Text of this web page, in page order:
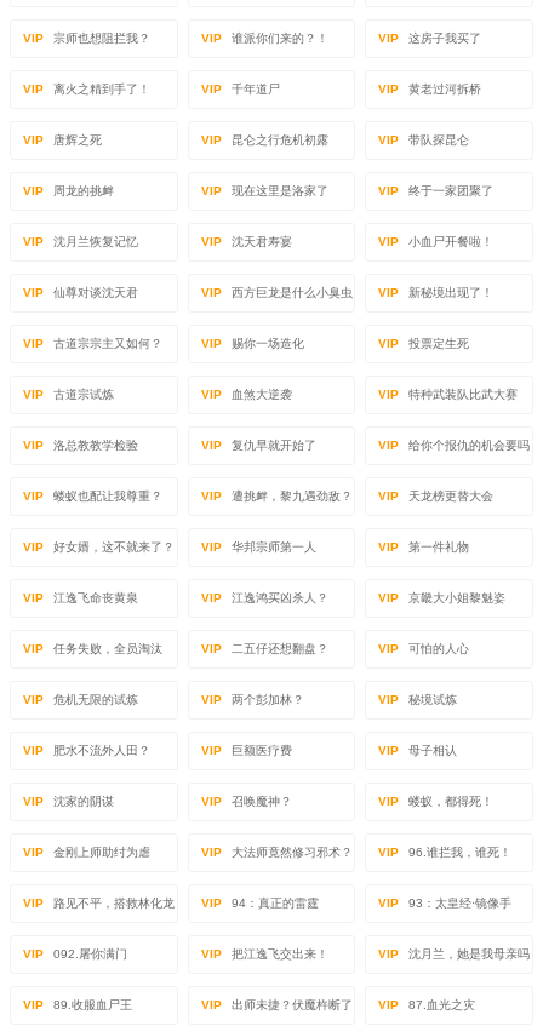
VIP 宗师也想阻拦我？ VIP 谁派你们来的？！ VIP 这房子我买了
VIP 离火之精到手了！ VIP 千年道尸 VIP 黄老过河拆桥
VIP 唐辉之死 VIP 昆仑之行危机初露 VIP 带队探昆仑
VIP 周龙的挑衅 VIP 现在这里是洛家了 VIP 终于一家团聚了
VIP 沈月兰恢复记忆 VIP 沈天君寿宴 VIP 小血尸开餐啦！
VIP 仙尊对谈沈天君 VIP 西方巨龙是什么小臭虫 VIP 新秘境出现了！
VIP 古道宗宗主又如何？ VIP 赐你一场造化 VIP 投票定生死
VIP 古道宗试炼 VIP 血煞大逆袭 VIP 特种武装队比武大赛
VIP 洛总教教学检验 VIP 复仇早就开始了 VIP 给你个报仇的机会要吗
VIP 蝼蚁也配让我尊重？ VIP 遭挑衅，黎九遇劲敌？ VIP 天龙榜更替大会
VIP 好女婿，这不就来了？ VIP 华邦宗师第一人 VIP 第一件礼物
VIP 江逸飞命丧黄泉 VIP 江逸鸿买凶杀人？ VIP 京畿大小姐黎魅姿
VIP 任务失败，全员淘汰 VIP 二五仔还想翻盘？ VIP 可怕的人心
VIP 危机无限的试炼 VIP 两个彭加林？ VIP 秘境试炼
VIP 肥水不流外人田？ VIP 巨额医疗费 VIP 母子相认
VIP 沈家的阴谋 VIP 召唤魔神？ VIP 蝼蚁，都得死！
VIP 金刚上师助纣为虐 VIP 大法师竟然修习邪术？ VIP 96.谁拦我，谁死！
VIP 路见不平，搭救林化龙 VIP 94：真正的雷霆 VIP 93：太皇经·镜像手
VIP 092.屠你满门 VIP 把江逸飞交出来！ VIP 沈月兰，她是我母亲吗
VIP 89.收服血尸王 VIP 出师未捷？伏魔杵断了 VIP 87.血光之灾